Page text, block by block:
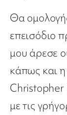
Θα
επεισόδιο
μου άρεσε
κάπως και η
Christopher
με τις